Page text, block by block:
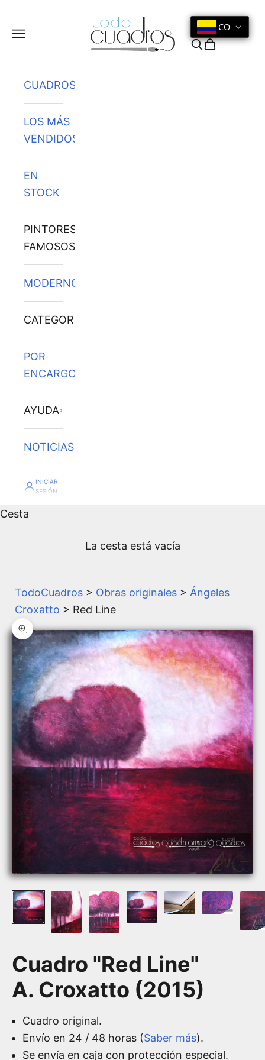
Menú
CO
Buscar
Cesta
CUADROS
LOS MÁS
VENDIDOS
EN
STOCK
PINTORES
FAMOSOS
MODERNOS
CATEGORÍAS
POR
ENCARGO
AYUDA
NOTICIAS
INICIAR
SESIÓN
Cesta
La cesta está vacía
TodoCuadros > Obras originales > Ángeles
Croxatto > Red Line
Zoom
Cuadro "Red Line"
A. Croxatto (2015)
Cuadro original.
Envío en 24 / 48 horas (Saber más).
Se envía en caja con protección especial.